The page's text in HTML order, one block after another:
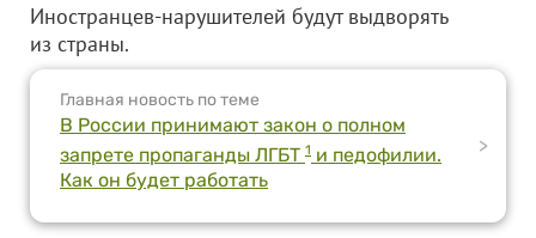
Иностранцев-нарушителей будут выдворять
из страны.
Главная новость по теме
В России принимают закон о полном
запрете пропаганды ЛГБТ 1 и педофилии.
Как он будет работать
>